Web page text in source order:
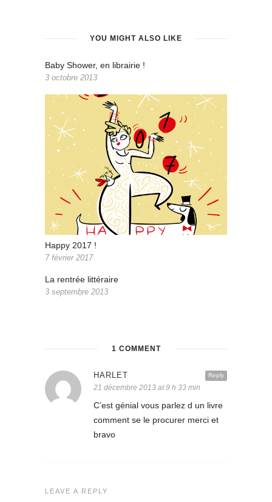
YOU MIGHT ALSO LIKE
Baby Shower, en librairie !
3 octobre 2013
Happy 2017 !
7 février 2017
La rentrée littéraire
3 septembre 2013
1 COMMENT
Reply
HARLET
21 décembre 2013 at 9 h 33 min
C’est génial vous parlez d un livre
comment se le procurer merci et
bravo
LEAVE A REPLY